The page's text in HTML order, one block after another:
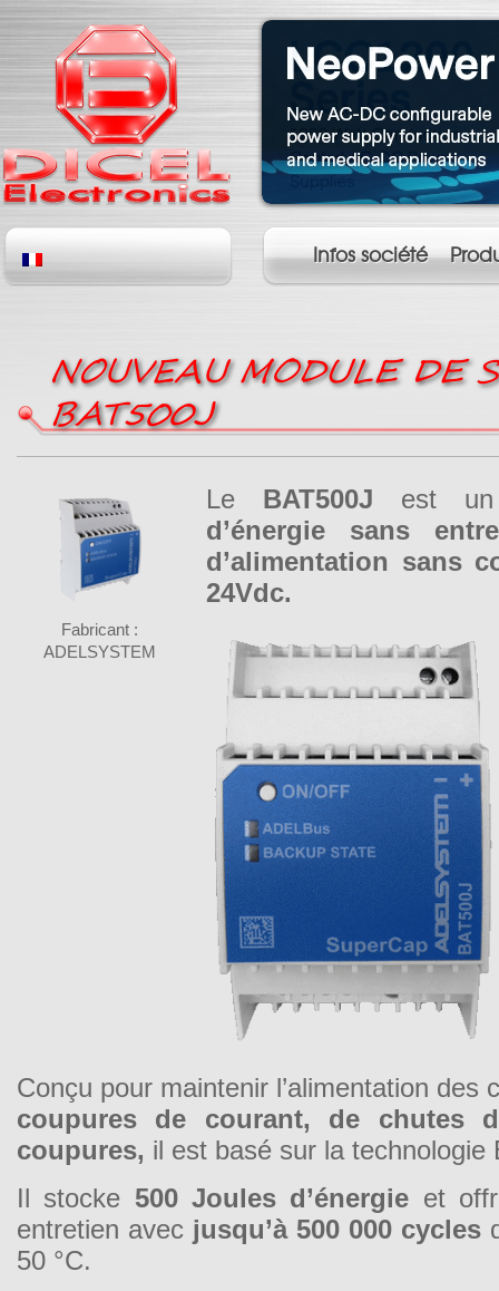
Infos société
NOUVEAU MODULE DE
BAT500J
Fabricant :
ADELSYSTEM
Le BAT500J est
d’énergie sans
d’alimentation sans
24Vdc.
Conçu pour maintenir l’alimentation des
coupures de courant, de chutes
coupures, il est basé sur la technologie
Il stocke 500 Joules d’énergie et
entretien avec jusqu’à 500 000 cycles
50 °C.